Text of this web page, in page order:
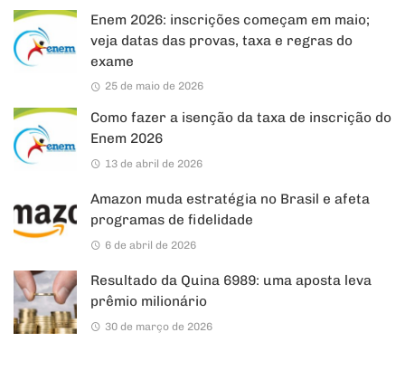
Enem 2026: inscrições começam em maio;
veja datas das provas, taxa e regras do
exame
25 de maio de 2026
Como fazer a isenção da taxa de inscrição do
Enem 2026
13 de abril de 2026
Amazon muda estratégia no Brasil e afeta
programas de fidelidade
6 de abril de 2026
Resultado da Quina 6989: uma aposta leva
prêmio milionário
30 de março de 2026